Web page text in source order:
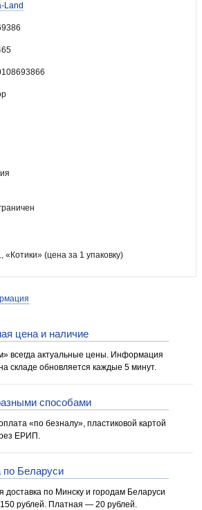
Land
«Котики» (цена за 1 упаковку)
цена и наличие
всегда актуальные цены. Информация
складе обновляется каждые 5 минут.
способами
«по безналу», пластиковой картой
ЕРИП.
по Беларуси
доставка по Минску и городам Беларуси
150 рублей. Платная — 20 рублей.